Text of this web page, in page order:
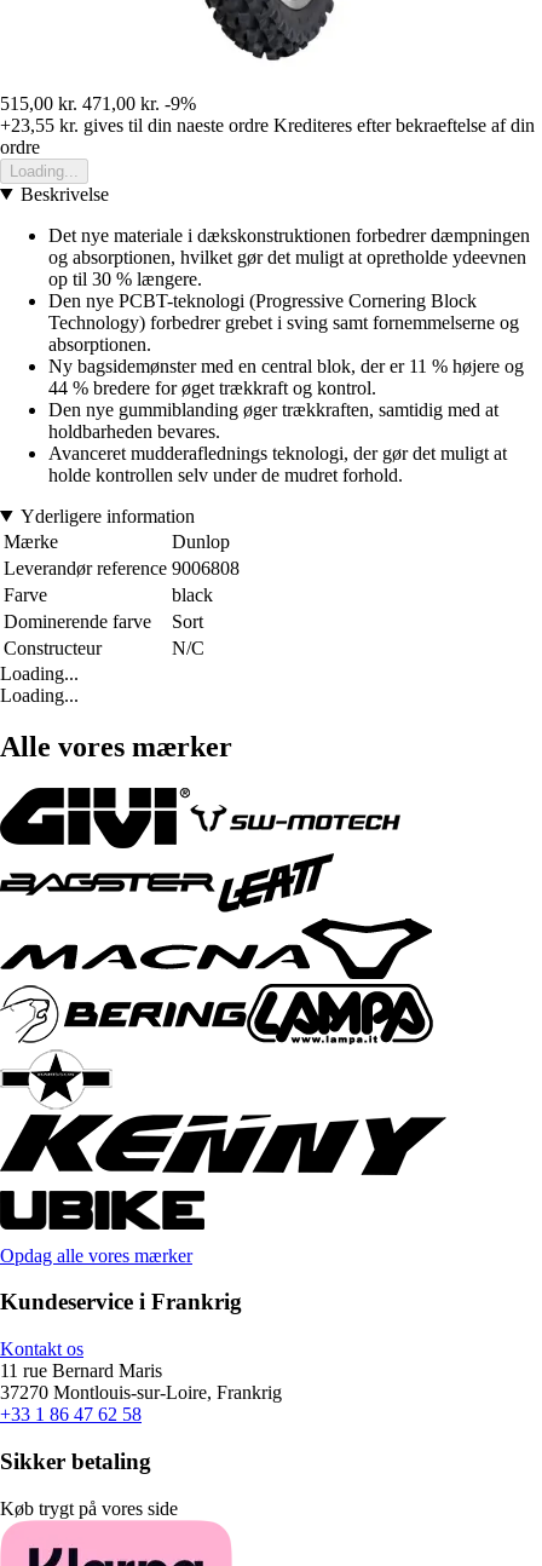
515,00 kr. 471,00 kr. -9%
+23,55 kr. gives til din naeste ordre Krediteres efter bekraeftelse af din
ordre
Loading...
Beskrivelse
Det nye materiale i dækskonstruktionen forbedrer dæmpningen
og absorptionen, hvilket gør det muligt at opretholde ydeevnen
op til 30 % længere.
Den nye PCBT-teknologi (Progressive Cornering Block
Technology) forbedrer grebet i sving samt fornemmelserne og
absorptionen.
Ny bagsidemønster med en central blok, der er 11 % højere og
44 % bredere for øget trækkraft og kontrol.
Den nye gummiblanding øger trækkraften, samtidig med at
holdbarheden bevares.
Avanceret mudderaflednings teknologi, der gør det muligt at
holde kontrollen selv under de mudret forhold.
Yderligere information
Mærke
Dunlop
Leverandør reference 9006808
Farve
black
Dominerende farve
Sort
Constructeur
N/C
Loading...
Loading...
Alle vores mærker
Opdag alle vores mærker
Kundeservice i Frankrig
Kontakt os
11 rue Bernard Maris
37270 Montlouis-sur-Loire, Frankrig
+33 1 86 47 62 58
Sikker betaling
Køb trygt på vores side